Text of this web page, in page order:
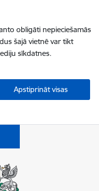
obligāti nepieciešamās
šajā vietnē var tikt
sīkdatnes.
Apstiprināt visas